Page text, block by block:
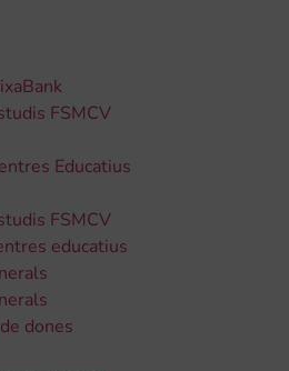
FSMCV
Educatius
FSMCV
educatius
dones